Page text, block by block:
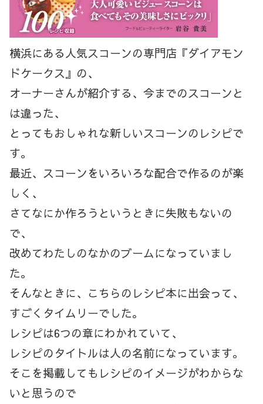
横浜にある人気スコーンの専門店『ダイアモン
ドケークス』の、
オーナーさんが紹介する、今までのスコーンと
は違った、
とってもおしゃれな新しいスコーンのレシピで
す。
最近、スコーンをいろいろな配合で作るのが楽
しく、
さてなにか作ろうというときに失敗もないの
で、
改めてわたしのなかのブームになっていまし
た。
そんなときに、こちらのレシピ本に出会って、
すごくタイムリーでした。
レシピは6つの章にわかれていて、
レシピのタイトルは人の名前になっています。
そこを掲載してもレシピのイメージがわからな
いと思うので